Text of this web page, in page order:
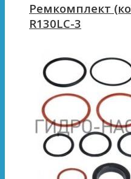
Ремкомплект
R130LC-3